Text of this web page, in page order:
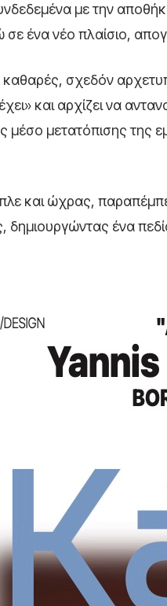
με την
σε ένα νέο πλαίσιο,
καθαρές, σχεδόν
και αρχίζει να
μέσο μετατόπισης της
και ώχρας,
ένα